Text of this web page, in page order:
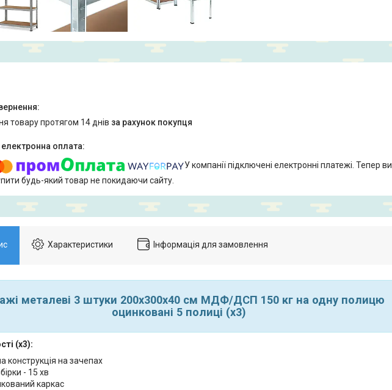
товару протягом 14 днів за рахунок покупця
У компанії підключені електронні платежі. Тепер ви
будь-який товар не покидаючи сайту.
Характеристики Інформація для замовлення
металеві 3 штуки 200х300х40 см МДФ/ДСП 150 кг на одну полицю
оцинковані 5 полиці (х3)
(х3):
конструкція на зачепах
- 15 хв
каркас